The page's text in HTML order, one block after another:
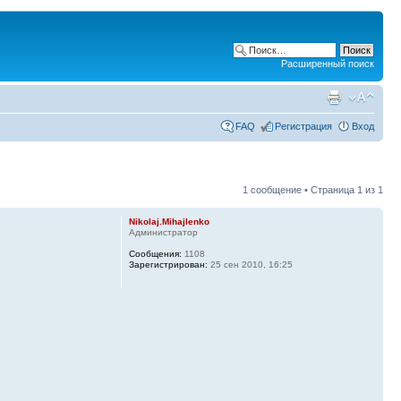
Расширенный поиск
FAQ Регистрация Вход
1 сообщение • Страница 1 из 1
Nikolaj.Mihajlenko
Администратор
Сообщения: 1108
Зарегистрирован: 25 сен 2010, 16:25